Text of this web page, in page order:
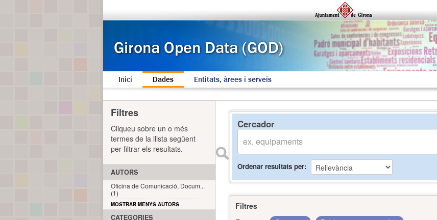
Inici Dades Entitats, àrees i serveis
Cercador
Ordenar resultats per
Filtres
Filtres
Cliqueu sobre un o més
termes de la llista següent
per filtrar els resultats.
AUTORS
Oficina de Comunicació, Docum...
(1)
MOSTRAR MENYS AUTORS
CATEGORIES